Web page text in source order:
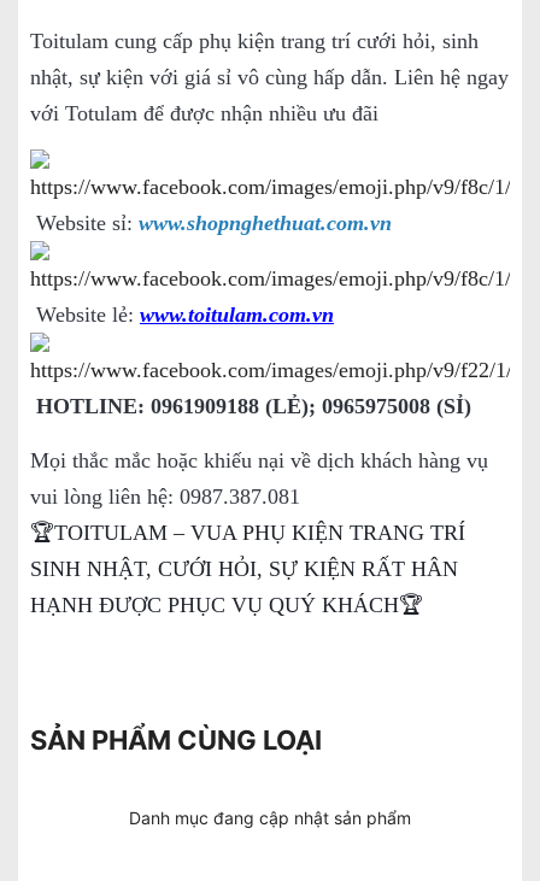
Toitulam cung cấp phụ kiện trang trí cưới hỏi, sinh
nhật, sự kiện với giá sỉ vô cùng hấp dẫn. Liên hệ ngay
với Totulam để được nhận nhiều ưu đãi
Website sỉ: www.shopnghethuat.com.vn
Website lẻ: www.toitulam.com.vn
HOTLINE: 0961909188 (LẺ); 0965975008 (SỈ)
Mọi thắc mắc hoặc khiếu nại về dịch khách hàng vụ
vui lòng liên hệ: 0987.387.081
🏆TOITULAM – VUA PHỤ KIỆN TRANG TRÍ
SINH NHẬT, CƯỚI HỎI, SỰ KIỆN RẤT HÂN
HẠNH ĐƯỢC PHỤC VỤ QUÝ KHÁCH🏆
SẢN PHẨM CÙNG LOẠI
Danh mục đang cập nhật sản phẩm